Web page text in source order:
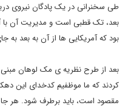
طی سخنرانی در یک پادگان نیروی
بعد، تک قطبی است و مدیریت آن
بود که آمریکایی ها از آن به بعد
بعد از طرح نظریه ی مک لوهان مبنی
کردند که ما موظفیم کدخدای این
مقصود است، باید برطرف شود. هر جا